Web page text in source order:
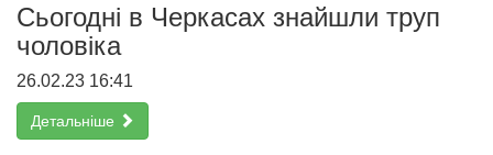
Сьогодні в Черкасах знайшли труп
чоловіка
26.02.23 16:41
Детальніше